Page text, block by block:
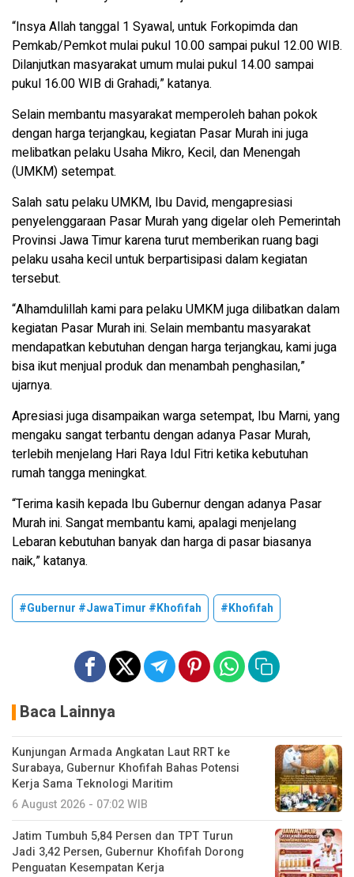
“Insya Allah tanggal 1 Syawal, untuk Forkopimda dan
Pemkab/Pemkot mulai pukul 10.00 sampai pukul 12.00 WIB.
Dilanjutkan masyarakat umum mulai pukul 14.00 sampai
pukul 16.00 WIB di Grahadi,” katanya.
Selain membantu masyarakat memperoleh bahan pokok
dengan harga terjangkau, kegiatan Pasar Murah ini juga
melibatkan pelaku Usaha Mikro, Kecil, dan Menengah
(UMKM) setempat.
Salah satu pelaku UMKM, Ibu David, mengapresiasi
penyelenggaraan Pasar Murah yang digelar oleh Pemerintah
Provinsi Jawa Timur karena turut memberikan ruang bagi
pelaku usaha kecil untuk berpartisipasi dalam kegiatan
tersebut.
“Alhamdulillah kami para pelaku UMKM juga dilibatkan dalam
kegiatan Pasar Murah ini. Selain membantu masyarakat
mendapatkan kebutuhan dengan harga terjangkau, kami juga
bisa ikut menjual produk dan menambah penghasilan,”
ujarnya.
Apresiasi juga disampaikan warga setempat, Ibu Marni, yang
mengaku sangat terbantu dengan adanya Pasar Murah,
terlebih menjelang Hari Raya Idul Fitri ketika kebutuhan
rumah tangga meningkat.
“Terima kasih kepada Ibu Gubernur dengan adanya Pasar
Murah ini. Sangat membantu kami, apalagi menjelang
Lebaran kebutuhan banyak dan harga di pasar biasanya
naik,” katanya.
#Gubernur #JawaTimur #Khofifah #Khofifah
Baca Lainnya
Kunjungan Armada Angkatan Laut RRT ke
Surabaya, Gubernur Khofifah Bahas Potensi
Kerja Sama Teknologi Maritim
6 August 2026 - 07:02 WIB
Jatim Tumbuh 5,84 Persen dan TPT Turun
Jadi 3,42 Persen, Gubernur Khofifah Dorong
Penguatan Kesempatan Kerja